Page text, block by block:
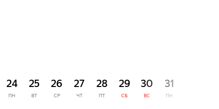
24
ПН
25
ВТ
26
СР
27
ЧТ
28
ПТ
29
СБ
30
ВС
31
ПН